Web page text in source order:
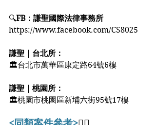
🔍FB：謙聖國際法律事務所﻿
https://www.facebook.com/CS8025﻿
謙聖｜台北所：﻿
🏛台北市萬華區康定路64號6樓﻿
謙聖｜桃園所：﻿
🏛桃園市桃園區新埔六街95號17樓